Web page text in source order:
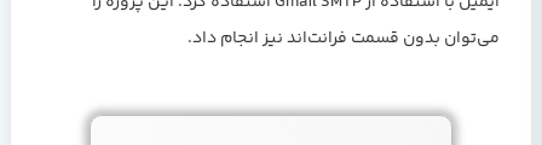
می‌توان بدون قسمت فرانت‌اند نیز انجام داد.